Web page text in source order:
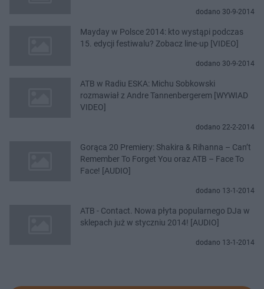
dodano 30-9-2014
Mayday w Polsce 2014: kto wystąpi podczas
15. edycji festiwalu? Zobacz line-up [VIDEO]
dodano 30-9-2014
ATB w Radiu ESKA: Michu Sobkowski
rozmawiał z Andre Tannenbergerem [WYWIAD
VIDEO]
dodano 22-2-2014
Gorąca 20 Premiery: Shakira & Rihanna – Can’t
Remember To Forget You oraz ATB – Face To
Face! [AUDIO]
dodano 13-1-2014
ATB - Contact. Nowa płyta popularnego DJa w
sklepach już w styczniu 2014! [AUDIO]
dodano 13-1-2014